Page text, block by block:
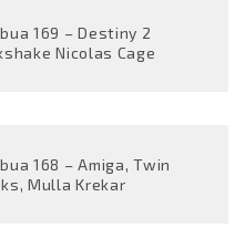
169 – Destiny 2
Nicolas Cage
168 – Amiga, Twin
Mulla Krekar